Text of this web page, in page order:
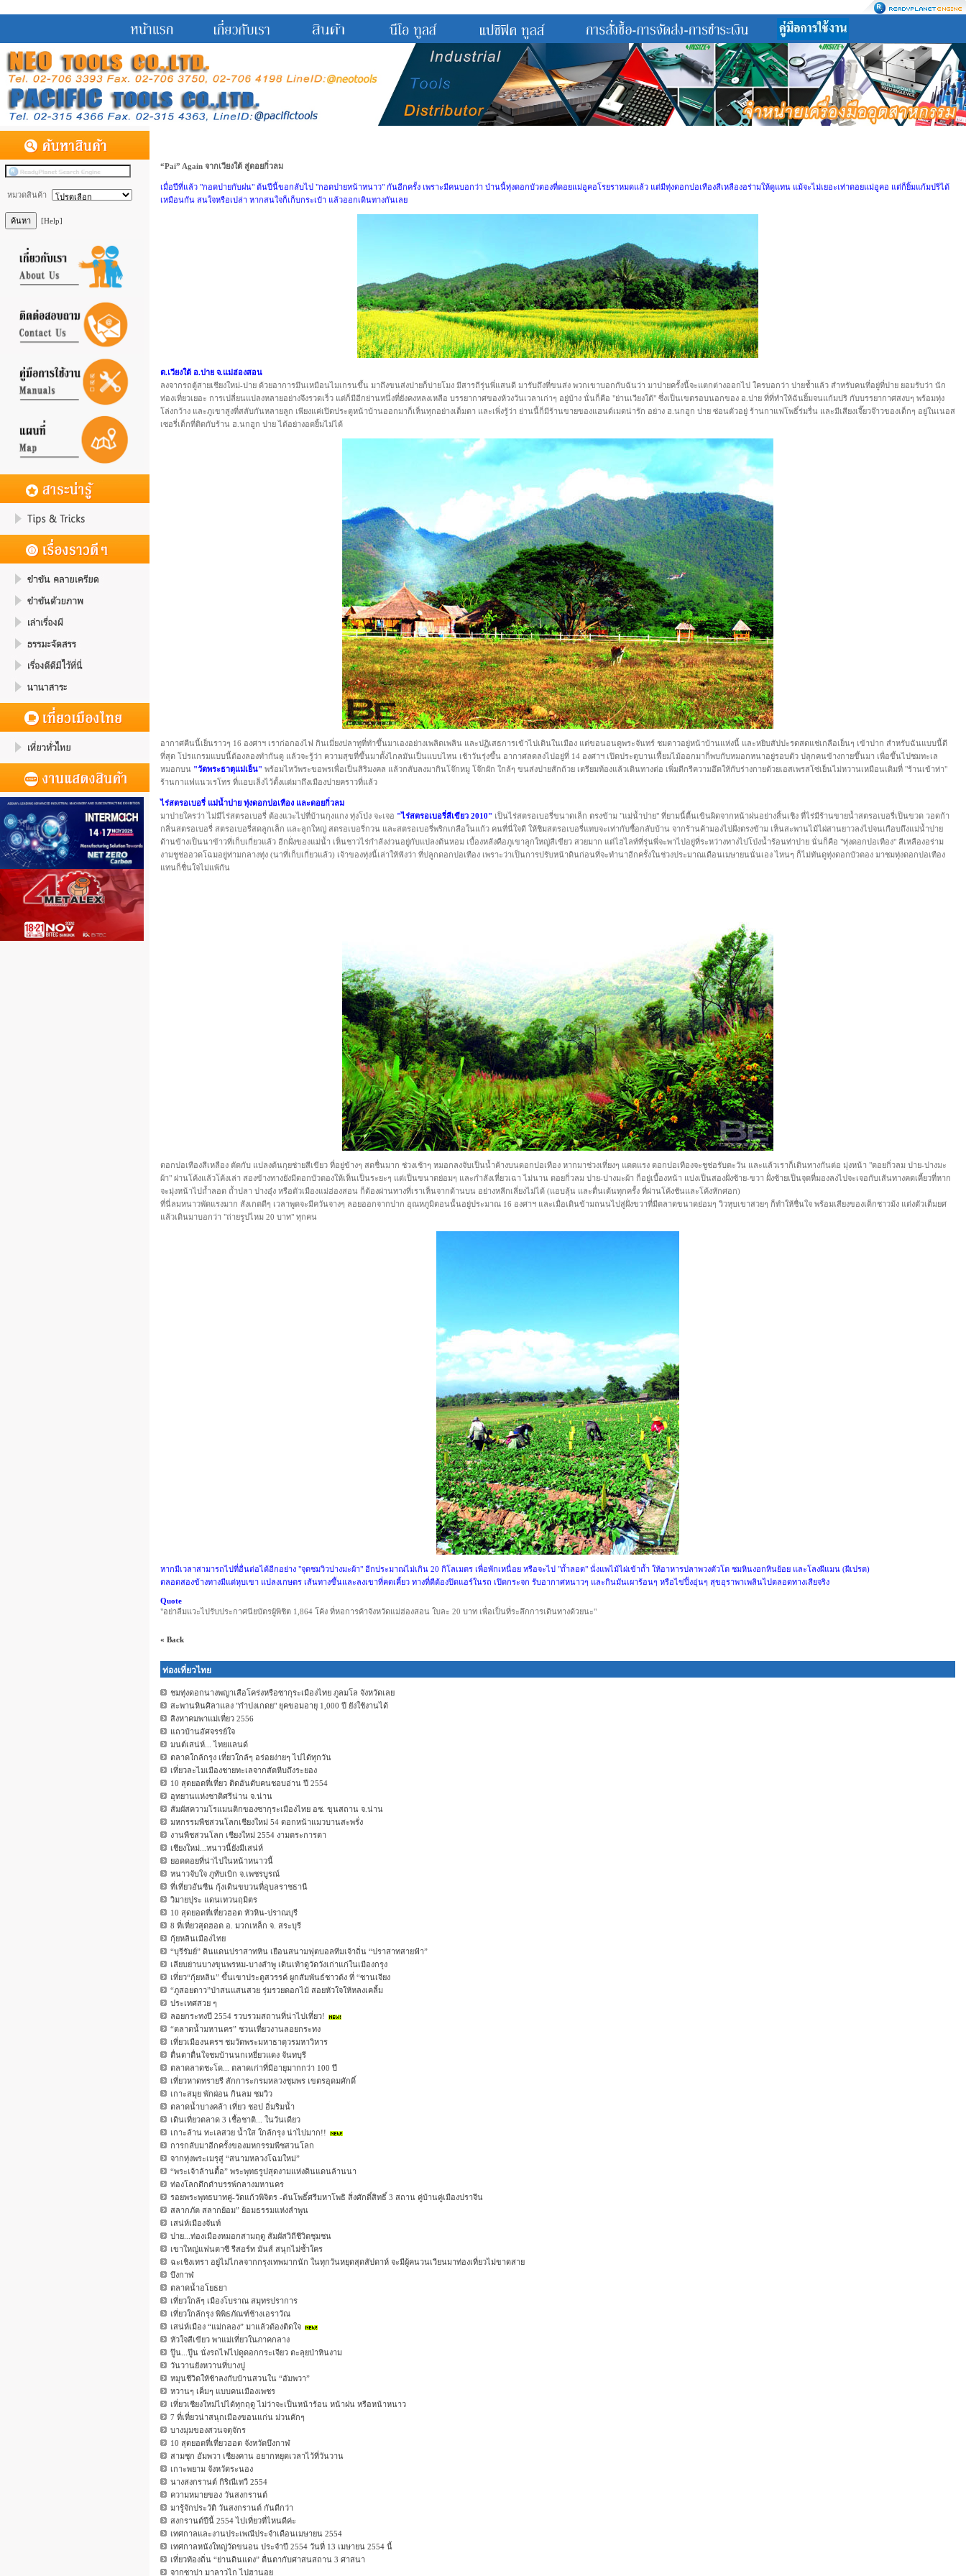
หมวดสินค้า
[Help]
“Pai” Again จากเวียงใต้ สู่ดอยกิ่วลม
เมื่อปีที่แล้ว "กอดปายกับฝน" ต้นปีนี้ขอกลับไป "กอดปายหน้าหนาว" กันอีกครั้ง เพราะมีคนบอกว่า ป่านนี้ทุ่งดอกบัวตองที่ดอยแม่อูคอโรยราหมดแล้ว แต่มีทุ่งดอกปอเทืองสีเหลืองอร่ามให้ดูแทน แม้จะไม่เยอะเท่าดอยแม่อูคอ แต่ก็ยิ้มแก้มปริได้
เหมือนกัน สนใจหรือเปล่า หากสนใจก็เก็บกระเป๋า แล้วออกเดินทางกันเลย
ต.เวียงใต้ อ.ปาย จ.แม่ฮ่องสอน
ลงจากรถตู้สายเชียงใหม่-ปาย ด้วยอาการมึนเหมือนไมเกรนขึ้น มาถึงขนส่งปายก็บ่ายโมง มีสารถีรุ่นพี่แสนดี มารับถึงที่ขนส่ง พวกเขาบอกกับฉันว่า มาปายครั้งนี้จะแตกต่างออกไป ใครบอกว่า ปายช้ำแล้ว สำหรับคนที่อยู่ที่ปาย ยอมรับว่า นัก
ท่องเที่ยวเยอะ การเปลี่ยนแปลงหลายอย่างจึงรวดเร็ว แต่ก็มีอีกย่านหนึ่งที่ยังคงหลงเหลือ บรรยากาศของห้วงวันเวลาเก่าๆ อยู่บ้าง นั่นก็คือ "ย่านเวียงใต้" ซึ่งเป็นเขตรอบนอกของ อ.ปาย ที่ที่ทำให้ฉันยิ้มจนแก้มปริ กับบรรยากาศสงบๆ พร้อมทุ่ง
โล่งกว้าง และภูเขาสูงที่สลับกันหลายลูก เพียงแค่เปิดประตูหน้าบ้านออกมาก็เห็นทุกอย่างเต็มตา และเพิ่งรู้ว่า ย่านนี้ก็มีร้านขายของแฮนด์เมดน่ารัก อย่าง ฮ.นกฮูก ปาย ซ่อนตัวอยู่ ร้านกาแฟโพธิ์ร่มรื่น และมีเสียงเจี๊ยวจ๊าวของเด็กๆ อยู่ในเนอส
เซอรี่เด็กที่ติดกับร้าน ฮ.นกฮูก ปาย ได้อย่างอดยิ้มไม่ได้
อากาศคืนนี้เย็นราวๆ 16 องศาฯ เราก่อกองไฟ กินเมี่ยงปลาทูที่ทำขึ้นมาเองอย่างเพลิดเพลิน และปฏิเสธการเข้าไปเดินในเมือง แต่ขอนอนดูพระจันทร์ ชมดาวอยู่หน้าบ้านแห่งนี้ และหยิบสัปปะรดสดแช่เกลือเย็นๆ เข้าปาก สำหรับฉันแบบนี้ดี
ที่สุด โปรแกรมแบบนี้ต้องลองทำกันดู แล้วจะรู้ว่า ความสุขที่ขึ้นมาตั้งไกลมันเป็นแบบไหน เช้าวันรุ่งขึ้น อากาศลดลงไปอยู่ที่ 14 องศาฯ เปิดประตูบานเฟี้ยมไม้ออกมาก็พบกับหมอกหนาอยู่รอบตัว ปลุกคนข้างกายขึ้นมา เพื่อขึ้นไปชมทะเล
หมอกบน "วัดพระธาตุแม่เย็น" พร้อมไหว้พระขอพรเพื่อเป็นสิริมงคล แล้วกลับลงมากินโจ๊กหมู โจ๊กผัก ใกล้ๆ ขนส่งปายสักถ้วย เตรียมท้องแล้วเดินทางต่อ เพิ่มดีกรีความอึดให้กับร่างกายด้วยเอสเพรสโซ่เย็นไม่หวานเหมือนเดิมที่ "ร้านเข้าท่า"
ร้านกาแฟแนวเรโทร ที่แอบเล็งไว้ตั้งแต่มาถึงเมืองปายคราวที่แล้ว
ไร่สตรอเบอรี่ แม่น้ำปาย ทุ่งดอกปอเทือง และดอยกิ่วลม
มาปายใครว่า ไม่มีไร่สตรอเบอรี่ ต้องแวะไปที่บ้านกุงแกง ทุ่งโป่ง จะเจอ "ไร่สตรอเบอรี่สีเขียว 2010" เป็นไร่สตรอเบอรี่ขนาดเล็ก ตรงข้าม "แม่น้ำปาย" ที่ยามนี้ตื้นเขินผิดจากหน้าฝนอย่างสิ้นเชิง ที่ไร่มีร้านขายน้ำสตรอเบอรี่เป็นขวด วอดก้า
กลิ่นสตรอเบอรี่ สตรอเบอรี่สดลูกเล็ก และลูกใหญ่ สตรอเบอรี่กวน และสตรอเบอรี่พริกเกลือในแก้ว คนที่นี่ใจดี ให้ชิมสตรอเบอรี่แทบจะเท่ากับซื้อกลับบ้าน จากร้านค้ามองไปฝั่งตรงข้าม เห็นสะพานไม้ไผ่สานยาวลงไปจนเกือบถึงแม่น้ำปาย
ด้านข้างเป็นนาข้าวที่เก็บเกี่ยวแล้ว อีกฝั่งของแม่น้ำ เห็นชาวไร่กำลังง่วนอยู่กับแปลงต้นหอม เบื้องหลังคือภูเขาลูกใหญ่สีเขียว สวยมาก แต่ไฮไลท์ที่รุ่นพี่จะพาไปอยู่ที่ระหว่างทางไปโป่งน้ำร้อนท่าปาย นั่นก็คือ "ทุ่งดอกปอเทือง" สีเหลืองอร่าม
งามชูช่ออวดโฉมอยู่ท่ามกลางทุ่ง (นาที่เก็บเกี่ยวแล้ว) เจ้าของทุ่งนี้เล่าให้ฟังว่า ที่ปลูกดอกปอเทือง เพราะว่าเป็นการปรับหน้าดินก่อนที่จะทำนาอีกครั้งในช่วงประมาณเดือนเมษายนนั่นเอง ไหนๆ ก็ไม่ทันดูทุ่งดอกบัวตอง มาชมทุ่งดอกปอเทือง
แทนก็ชื่นใจไม่แพ้กัน
ดอกปอเทืองสีเหลือง ตัดกับ แปลงต้นกุยช่ายสีเขียว ที่อยู่ข้างๆ สดชื่นมาก ช่วงเช้าๆ หมอกลงจับเป็นน้ำค้างบนดอกปอเทือง หากมาช่วงเที่ยงๆ แดดแรง ดอกปอเทืองจะชูช่อรับตะวัน และแล้วเราก็เดินทางกันต่อ มุ่งหน้า "ดอยกิ่วลม ปาย-ปางมะ
ผ้า" ผ่านโค้งแล้วโค้งเล่า สองข้างทางยังมีดอกบัวตองให้เห็นเป็นระยะๆ แต่เป็นขนาดย่อมๆ และกำลังเหี่ยวเฉา ไม่นาน ดอยกิ่วลม ปาย-ปางมะผ้า ก็อยู่เบื้องหน้า แบ่งเป็นสองฝั่งซ้าย-ขวา ฝั่งซ้ายเป็นจุดที่มองลงไปจะเจอกับเส้นทางคดเคี้ยวที่หาก
จะมุ่งหน้าไปถ้ำลอด ถ้ำปลา ปางอุ๋ง หรือตัวเมืองแม่ฮ่องสอน ก็ต้องผ่านทางที่เราเห็นจากด้านบน อย่างหลีกเลี่ยงไม่ได้ (แอบลุ้น และตื่นเต้นทุกครั้ง ที่ผ่านโค้งชันและโค้งหักศอก)
ที่นี่ลมหนาวพัดแรงมาก สังเกตดีๆ เวลาพูดจะมีควันจางๆ ลอยออกจากปาก อุณหภูมิตอนนั้นอยู่ประมาณ 16 องศาฯ และเมื่อเดินข้ามถนนไปสู่ฝั่งขวาที่มีตลาดขนาดย่อมๆ วิวหุบเขาสวยๆ ก็ทำให้ชื่นใจ พร้อมเสียงของเด็กชาวม้ง แต่งตัวเต็มยศ
แล้วเดินมาบอกว่า "ถ่ายรูปไหม 20 บาท" ทุกคน
หากมีเวลาสามารถไปที่อื่นต่อได้อีกอย่าง "จุดชมวิวปางมะผ้า" อีกประมาณไม่เกิน 20 กิโลเมตร เพื่อพักเหนื่อย หรือจะไป "ถ้ำลอด" นั่งแพไม้ไผ่เข้าถ้ำ ให้อาหารปลาพวงตัวโต ชมหินงอกหินย้อย และโลงผีแมน (ผีเปรต)
ตลอดสองข้างทางมีแต่หุบเขา แปลงเกษตร เส้นทางขึ้นและลงเขาที่คดเคี้ยว ทางที่ดีต้องปิดแอร์ในรถ เปิดกระจก รับอากาศหนาวๆ และกินมันเผาร้อนๆ หรือไข่ปิ้งอุ่นๆ สุขอุราพาเพลินไปตลอดทางเสียจริง
Quote
"อย่าลืมแวะไปรับประกาศนียบัตรผู้พิชิต 1,864 โค้ง ที่หอการค้าจังหวัดแม่ฮ่องสอน ใบละ 20 บาท เพื่อเป็นที่ระลึกการเดินทางด้วยนะ"
« Back
ท่องเที่ยวไทย
ชมทุ่งดอกนางพญาเสือโคร่งหรือซากุระเมืองไทย ภูลมโล จังหวัดเลย
สะพานหินศิลาแลง "กำปงเกดย" ยุคขอมอายุ 1,000 ปี ยังใช้งานได้
สิงหาคมพาแม่เที่ยว 2556
แถวบ้านอัศจรรย์ใจ
มนต์เสน่ห์... ไทยแลนด์
ตลาดใกล้กรุง เที่ยวใกล้ๆ อร่อยง่ายๆ ไปได้ทุกวัน
เที่ยวละไมเมืองชายทะเลจากสัตหีบถึงระยอง
10 สุดยอดที่เที่ยว ติดอันดับคนชอบอ่าน ปี 2554
อุทยานแห่งชาติศรีน่าน จ.น่าน
สัมผัสความโรแมนติกของซากุระเมืองไทย อช. ขุนสถาน จ.น่าน
มหกรรมพืชสวนโลกเชียงใหม่ 54 ดอกหน้าแมวบานสะพรั่ง
งานพืชสวนโลก เชียงใหม่ 2554 งามตระการตา
เชียงใหม่...หนาวนี้ยังมีเสน่ห์
ยอดดอยที่น่าไปในหน้าหนาวนี้
หนาวจับใจ ภูทับเบิก จ.เพชรบูรณ์
ที่เที่ยวอันซีน กุ้งเดินขบวนที่อุบลราชธานี
วิมายปุระ แดนเทวนฤมิตร
10 สุดยอดที่เที่ยวฮอต หัวหิน-ปราณบุรี
8 ที่เที่ยวสุดฮอต อ. มวกเหล็ก จ. สระบุรี
กุ้ยหลินเมืองไทย
“บุรีรัมย์” ดินแดนปราสาทหิน เยือนสนามฟุตบอลทีมเจ้าถิ่น “ปราสาทสายฟ้า”
เลียบย่านบางขุนพรหม-บางลำพู เดินเท้าดูวัดวังเก่าแก่ในเมืองกรุง
เที่ยว“กุ้ยหลิน” ขึ้นเขาประตูสวรรค์ ผูกสัมพันธ์ชาวต้ง ที่ “ซานเจียง
“ภูสอยดาว”ป่าสนแสนสวย รุ่มรวยดอกไม้ สอยหัวใจให้หลงเคลิ้ม
ประเทศสวย ๆ
ลอยกระทงปี 2554 รวบรวมสถานที่น่าไปเที่ยว!
“ตลาดน้ำมหานคร” ชวนเที่ยวงานลอยกระทง
เที่ยวเมืองนครฯ ชมวัดพระมหาธาตุวรมหาวิหาร
ตื่นตาตื่นใจชมบ้านนกเหยี่ยวแดง จันทบุรี
ตลาดลาดชะโด... ตลาดเก่าที่มีอายุมากกว่า 100 ปี
เที่ยวหาดทรายรี สักการะกรมหลวงชุมพร เขตรอุดมศักดิ์
เกาะสมุย พักผ่อน กินลม ชมวิว
ตลาดน้ำบางคล้า เที่ยว ชอป อิ่มริมน้ำ
เดินเที่ยวตลาด 3 เชื้อชาติ... ในวันเดียว
เกาะล้าน ทะเลสวย น้ำใส ใกล้กรุง น่าไปมาก!!
การกลับมาอีกครั้งของมหกรรมพืชสวนโลก
จากทุ่งพระเมรุสู่ “สนามหลวงโฉมใหม่”
“พระเจ้าล้านตื้อ” พระพุทธรูปสุดงามแห่งดินแดนล้านนา
ท่องโลกดึกดำบรรพ์กลางมหานคร
รอยพระพุทธบาทคู่-วัดแก้วพิจิตร -ต้นโพธิ์ศรีมหาโพธิ สิ่งศักดิ์สิทธิ์ 3 สถาน คู่บ้านคู่เมืองปราจีน
สลากภัต สลากย้อม” ย้อมธรรมแห่งลำพูน
เสน่ห์เมืองจันท์
ปาย...ท่องเมืองหมอกสามฤดู สัมผัสวิถีชีวิตชุมชน
เขาใหญ่แฟนตาซี รีสอร์ท มันส์ สนุกไม่ซ้ำใคร
ฉะเชิงเทรา อยู่ไม่ไกลจากกรุงเทพมากนัก ในทุกวันหยุดสุดสัปดาห์ จะมีผู้คนวนเวียนมาท่องเที่ยวไม่ขาดสาย
บึงกาฬ
ตลาดน้ำอโยธยา
เที่ยวใกล้ๆ เมืองโบราณ สมุทรปราการ
เที่ยวใกล้กรุง พิพิธภัณฑ์ช้างเอราวัณ
เสน่ห์เมือง “แม่กลอง” มาแล้วต้องติดใจ
หัวใจสีเขียว พาแม่เที่ยวในภาคกลาง
ปู๊น...ปู๊น นั่งรถไฟไปดูดอกกระเจียว ตะลุยป่าหินงาม
วันวานยังหวานที่บางปู
หมุนชีวิตให้ช้าลงกับบ้านสวนใน “อัมพวา”
หวานๆ เค็มๆ แบบคนเมืองเพชร
เที่ยวเชียงใหม่ไปได้ทุกฤดู ไม่ว่าจะเป็นหน้าร้อน หน้าฝน หรือหน้าหนาว
7 ที่เที่ยวน่าสนุกเมืองขอนแก่น ม่วนคักๆ
บางมุมของสวนจตุจักร
10 สุดยอดที่เที่ยวฮอต จังหวัดบึงกาฬ
สามชุก อัมพวา เชียงคาน อยากหยุดเวลาไว้ที่วันวาน
เกาะพยาม จังหวัดระนอง
นางสงกรานต์ กิริณีเทวี 2554
ความหมายของ วันสงกรานต์
มารู้จักประวัติ วันสงกรานต์ กันดีกว่า
สงกรานต์ปีนี้ 2554 ไปเที่ยวที่ไหนดีค่ะ
เทศกาลและงานประเพณีประจำเดือนเมษายน 2554
เทศกาลหนังใหญ่วัดขนอน ประจำปี 2554 วันที่ 13 เมษายน 2554 นี้
เที่ยวท้องถิ่น “ย่านดินแดง” ตื่นตากับศาสนสถาน 3 ศาสนา
จากซาปา มาลาวไก ไปฮานอย